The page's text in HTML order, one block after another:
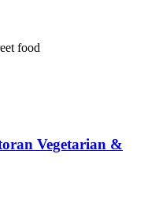
food
Vegetarian &